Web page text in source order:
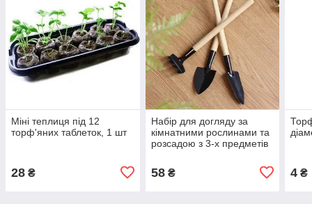
Міні теплиця під 12
торф'яних таблеток, 1 шт
28 ₴
Набір для догляду за
кімнатними рослинами та
розсадою з 3-х предметів
58₴ 4 ₴